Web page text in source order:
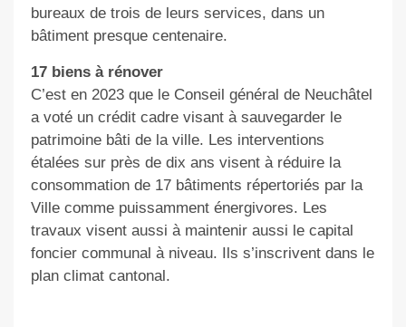
bureaux de trois de leurs services, dans un
bâtiment presque centenaire.
17 biens à rénover
C’est en 2023 que le Conseil général de Neuchâtel
a voté un crédit cadre visant à sauvegarder le
patrimoine bâti de la ville. Les interventions
étalées sur près de dix ans visent à réduire la
consommation de 17 bâtiments répertoriés par la
Ville comme puissamment énergivores. Les
travaux visent aussi à maintenir aussi le capital
foncier communal à niveau. Ils s’inscrivent dans le
plan climat cantonal.